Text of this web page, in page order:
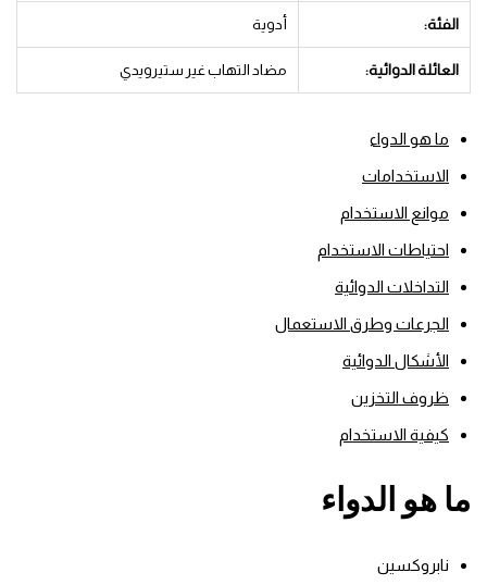
الفئة: أدوية
العائلة الدوائية: مضاد التهاب غير ستيرويدي
ما هو الدواء
الاستخدامات
موانع الاستخدام
احتياطات الاستخدام
التداخلات الدوائية
الجرعات وطرق الاستعمال
الأشكال الدوائية
ظروف التخزين
كيفية الاستخدام
ما هو الدواء
نابروكسين